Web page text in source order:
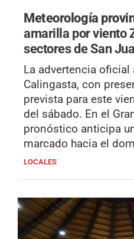
Meteorología
amarilla por viento
sectores de San
La advertencia oficial
Calingasta, con
prevista para este
del sábado. En el
pronóstico anticipa
marcado hacia el
LOCALES